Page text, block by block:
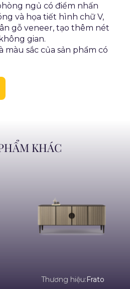
ngủ có điểm nhấn
và họa tiết hình chữ V,
gỗ veneer, tạo thêm nét
gian.
màu sắc của sản phẩm có
KHÁC
Thương hiệu:Frato